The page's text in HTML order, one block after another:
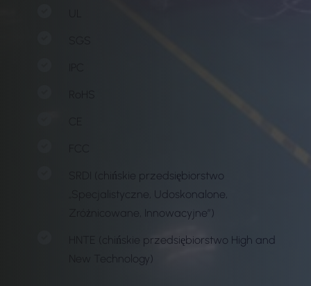
SRDI (chińskie przedsiębiorstwo
„Specjalistyczne, Udoskonalone,
Zróżnicowane, Innowacyjne”)
HNTE (chińskie przedsiębiorstwo High and
New Technology)